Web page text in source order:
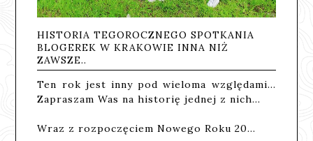
HISTORIA TEGOROCZNEGO SPOTKANIA
BLOGEREK W KRAKOWIE INNA NIŻ
ZAWSZE..
Ten rok jest inny pod wieloma względami...
Zapraszam Was na historię jednej z nich...
Wraz z rozpoczęciem Nowego Roku 20…